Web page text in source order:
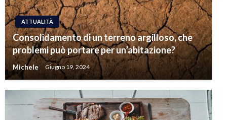
ATTUALITÀ
Consolidamento di un terreno argilloso, che
problemi può portare per un’abitazione?
Michele Giugno 19, 2024